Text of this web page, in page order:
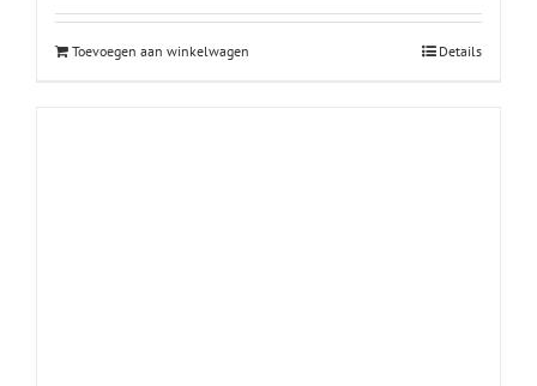
Toevoegen aan winkelwagen Details